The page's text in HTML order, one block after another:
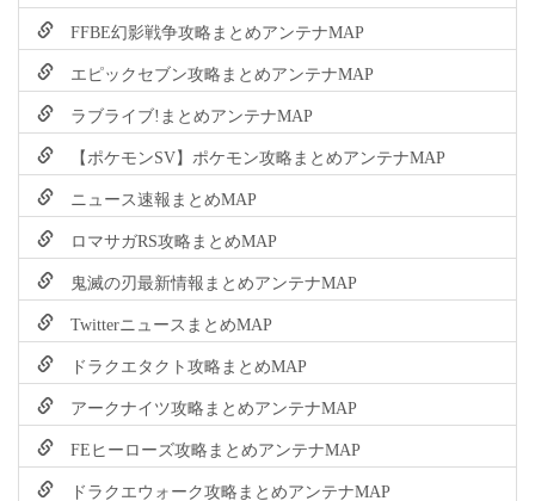
FFBE幻影戦争攻略まとめアンテナMAP
エピックセブン攻略まとめアンテナMAP
ラブライブ!まとめアンテナMAP
【ポケモンSV】ポケモン攻略まとめアンテナMAP
ニュース速報まとめMAP
ロマサガRS攻略まとめMAP
鬼滅の刃最新情報まとめアンテナMAP
TwitterニュースまとめMAP
ドラクエタクト攻略まとめMAP
アークナイツ攻略まとめアンテナMAP
FEヒーローズ攻略まとめアンテナMAP
ドラクエウォーク攻略まとめアンテナMAP